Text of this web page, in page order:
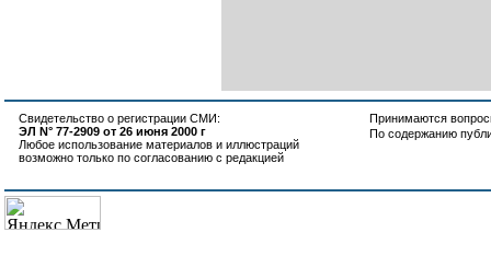
Свидетельство о регистрации СМИ:
ЭЛ N° 77-2909 от 26 июня 2000 г
Любое использование материалов и иллюстраций
возможно только по согласованию с редакцией
Принимаются
По содержанию